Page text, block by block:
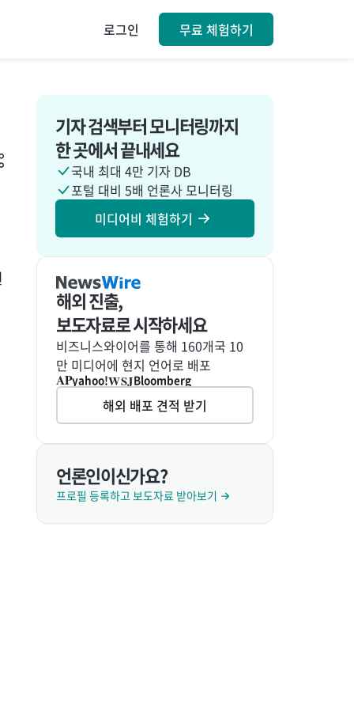
로그인 무료 체험하기
기자 검색부터 모니터링까지
한 곳에서 끝내세요
국내 최대 4만 기자 DB
포털 대비 5배 언론사 모니터링
미디어비 체험하기
해외 진출,
보도자료로 시작하세요
비즈니스와이어를 통해 160개국 10
만 미디어에 현지 언어로 배포
APyahoo!WSJBloomberg
해외 배포 견적 받기
언론인이신가요?
프로필 등록하고 보도자료 받아보기